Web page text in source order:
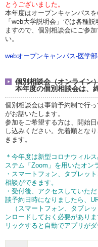
とうございました。
本年度はオープンキャンパスを
「web大学説明会」では各種
ますので、個別相談会にご参
い。
webオープンキャンパス-医学
個別相談会（オンライン
本年度の個別相談会は、
個別相談会は事前予約制で行
がお話いたします。
参加をご希望する方は、開始
し込みください。先着順とな
きます。
＊今年度は新型コロナウィル
ステム「Zoom」を用いたオン
・スマートフォン、タブレッ
相談ができます。
・受付後、アクセスしていた
談予約日時になりましたら、
（スマートフォン、タブレ
ンロードしておく必要があり
リックすると自動でアプリが